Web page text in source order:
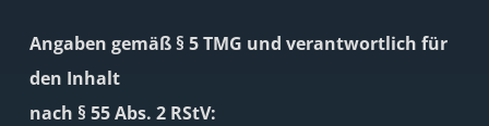
Angaben gemäß § 5 TMG und verantwortlich für
den Inhalt
nach § 55 Abs. 2 RStV: